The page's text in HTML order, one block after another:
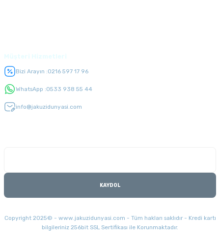
Bizi Arayın :0216 597 17 96
WhatsApp :0533 938 55 44
info@jakuzidunyasi.com
KAYDOL
Copyright 2025© - www.jakuzidunyasi.com - Tüm hakları saklıdır - Kredi kartı
bilgileriniz 256bit SSL Sertifikası ile Korunmaktadır.